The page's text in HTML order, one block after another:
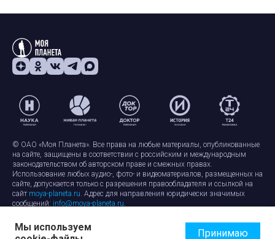
© ОАО «Моя Планета». Все права на любые материалы, опубликованные
на сайте, защищены в соответствии с российским и международным
законодательством об авторском праве и смежных правах.
Использование любых аудио-, фото- и видеоматериалов, размещенных на
сайте, допускается только с разрешения правообладателя и ссылкой на
сайт moya-planeta.ru. Адрес для направления юридически значимых
сообщений: info@moya-planeta.ru.
Правила сайтаРабота с cookie-файлами
Мы используем
Принимаю